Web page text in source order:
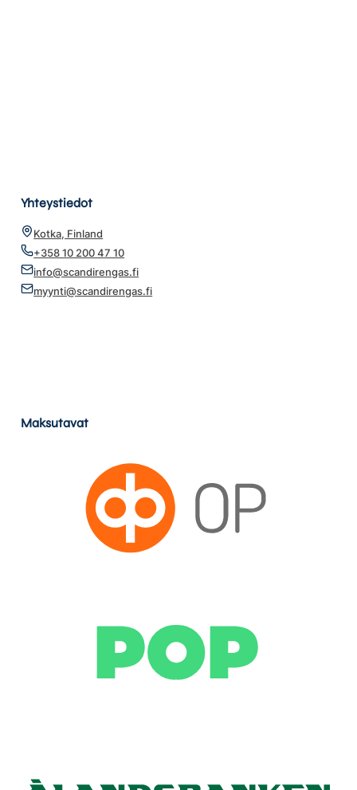
Yhteystiedot
Kotka, Finland
+358 10 200 47 10
info@scandirengas.fi
myynti@scandirengas.fi
Maksutavat